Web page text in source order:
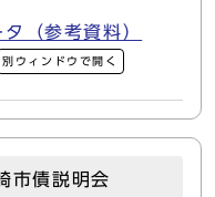
（参考資料）
別ウィンドウで開く
債説明会